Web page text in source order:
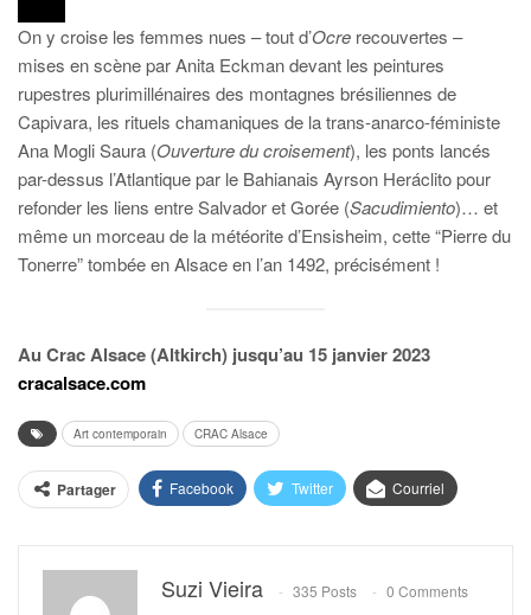
On y croise les femmes nues – tout d’Ocre recouvertes –
mises en scène par Anita Eckman devant les peintures
rupestres plurimillénaires des montagnes brésiliennes de
Capivara, les rituels chamaniques de la trans-anarco-féministe
Ana Mogli Saura (Ouverture du croisement), les ponts lancés
par-dessus l’Atlantique par le Bahianais Ayrson Heráclito pour
refonder les liens entre Salvador et Gorée (Sacudimiento)… et
même un morceau de la météorite d’Ensisheim, cette “Pierre du
Tonerre” tombée en Alsace en l’an 1492, précisément !
Au Crac Alsace (Altkirch) jusqu’au 15 janvier 2023
cracalsace.com
Art contemporain CRAC Alsace
Partager Facebook Twitter Courriel
Suzi Vieira 335 Posts 0 Comments